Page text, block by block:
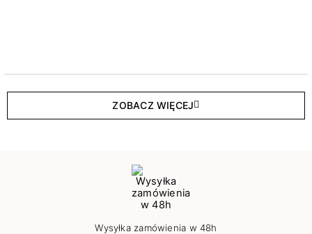
ZOBACZ WIĘCEJ
Wysyłka zamówienia w 48h